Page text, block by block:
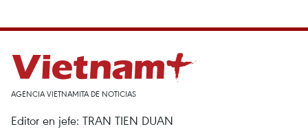
AGENCIA VIETNAMITA DE NOTICIAS
Editor en jefe: TRAN TIEN DUAN